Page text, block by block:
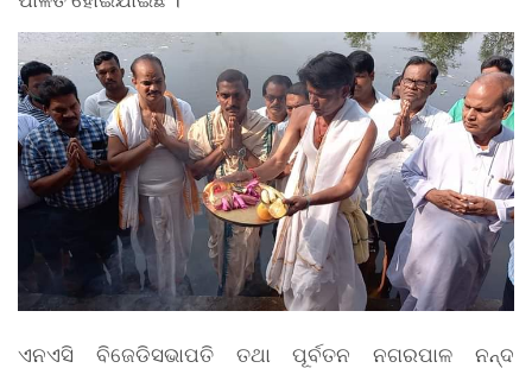
ଏନଏସି ବିଜେଡିସଭାପତି ତଥା ପୂର୍ବତନ ନଗରପାଳ ନନ୍ଦ